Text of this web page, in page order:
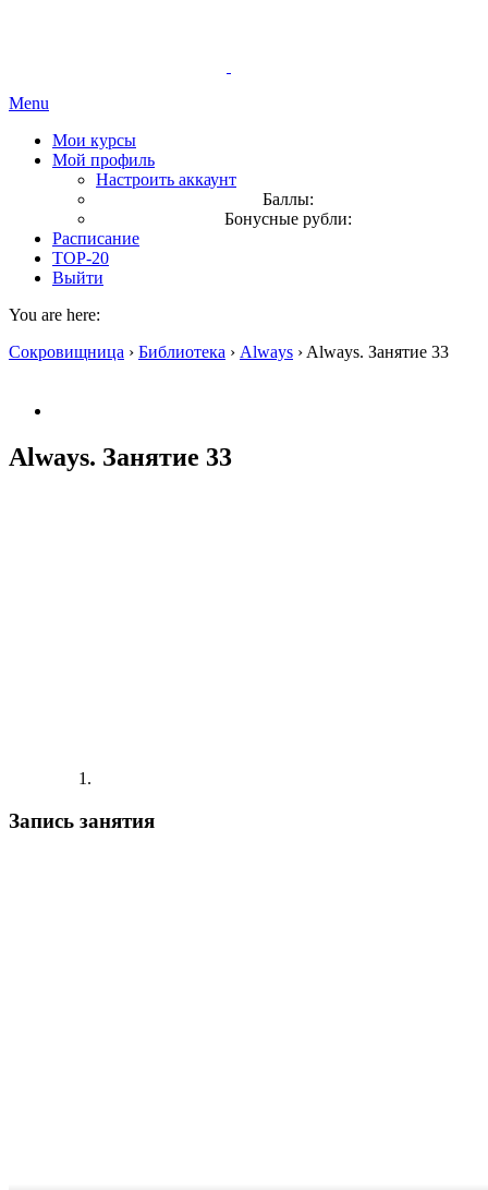
Menu
Мои курсы
Мой профиль
Настроить аккаунт
Баллы:
Бонусные рубли:
Расписание
TOP-20
Выйти
You are here:
Сокровищница › Библиотека › Always › Always. Занятие 33
Always. Занятие 33
Запись занятия